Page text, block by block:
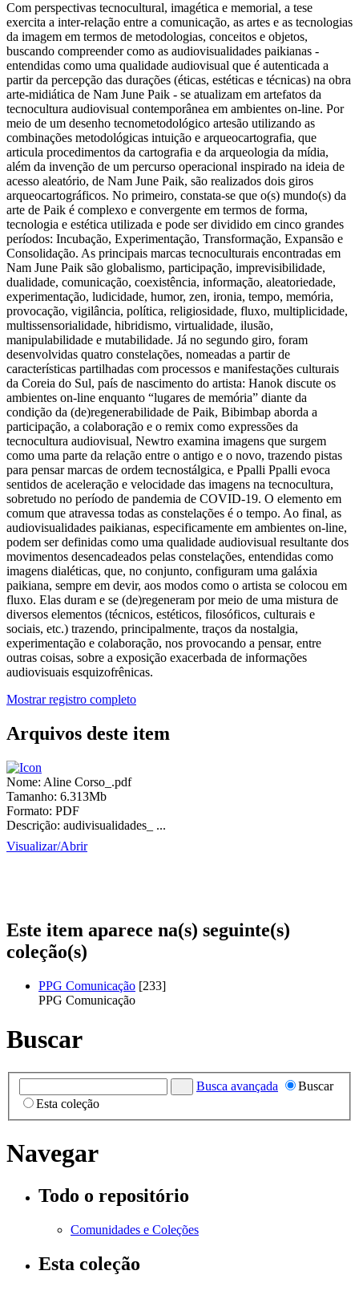
Com perspectivas tecnocultural, imagética e memorial, a tese
exercita a inter-relação entre a comunicação, as artes e as tecnologias
da imagem em termos de metodologias, conceitos e objetos,
buscando compreender como as audiovisualidades paikianas -
entendidas como uma qualidade audiovisual que é autenticada a
partir da percepção das durações (éticas, estéticas e técnicas) na obra
arte-midiática de Nam June Paik - se atualizam em artefatos da
tecnocultura audiovisual contemporânea em ambientes on-line. Por
meio de um desenho tecnometodológico artesão utilizando as
combinações metodológicas intuição e arqueocartografia, que
articula procedimentos da cartografia e da arqueologia da mídia,
além da invenção de um percurso operacional inspirado na ideia de
acesso aleatório, de Nam June Paik, são realizados dois giros
arqueocartográficos. No primeiro, constata-se que o(s) mundo(s) da
arte de Paik é complexo e convergente em termos de forma,
tecnologia e estética utilizada e pode ser dividido em cinco grandes
períodos: Incubação, Experimentação, Transformação, Expansão e
Consolidação. As principais marcas tecnoculturais encontradas em
Nam June Paik são globalismo, participação, imprevisibilidade,
dualidade, comunicação, coexistência, informação, aleatoriedade,
experimentação, ludicidade, humor, zen, ironia, tempo, memória,
provocação, vigilância, política, religiosidade, fluxo, multiplicidade,
multissensorialidade, hibridismo, virtualidade, ilusão,
manipulabilidade e mutabilidade. Já no segundo giro, foram
desenvolvidas quatro constelações, nomeadas a partir de
características partilhadas com processos e manifestações culturais
da Coreia do Sul, país de nascimento do artista: Hanok discute os
ambientes on-line enquanto “lugares de memória” diante da
condição da (de)regenerabilidade de Paik, Bibimbap aborda a
participação, a colaboração e o remix como expressões da
tecnocultura audiovisual, Newtro examina imagens que surgem
como uma parte da relação entre o antigo e o novo, trazendo pistas
para pensar marcas de ordem tecnostálgica, e Ppalli Ppalli evoca
sentidos de aceleração e velocidade das imagens na tecnocultura,
sobretudo no período de pandemia de COVID-19. O elemento em
comum que atravessa todas as constelações é o tempo. Ao final, as
audiovisualidades paikianas, especificamente em ambientes on-line,
podem ser definidas como uma qualidade audiovisual resultante dos
movimentos desencadeados pelas constelações, entendidas como
imagens dialéticas, que, no conjunto, configuram uma galáxia
paikiana, sempre em devir, aos modos como o artista se colocou em
fluxo. Elas duram e se (de)regeneram por meio de uma mistura de
diversos elementos (técnicos, estéticos, filosóficos, culturais e
sociais, etc.) trazendo, principalmente, traços da nostalgia,
experimentação e colaboração, nos provocando a pensar, entre
outras coisas, sobre a exposição exacerbada de informações
audiovisuais esquizofrênicas.
Mostrar registro completo
Arquivos deste item
Nome: Aline Corso_.pdf
Tamanho: 6.313Mb
Formato: PDF
Descrição: audivisualidades_ ...
Visualizar/Abrir
Este item aparece na(s) seguinte(s)
coleção(s)
PPG Comunicação [233]
PPG Comunicação
Buscar
Busca avançada
Buscar
Esta coleção
Navegar
Todo o repositório
Comunidades e Coleções
Esta coleção